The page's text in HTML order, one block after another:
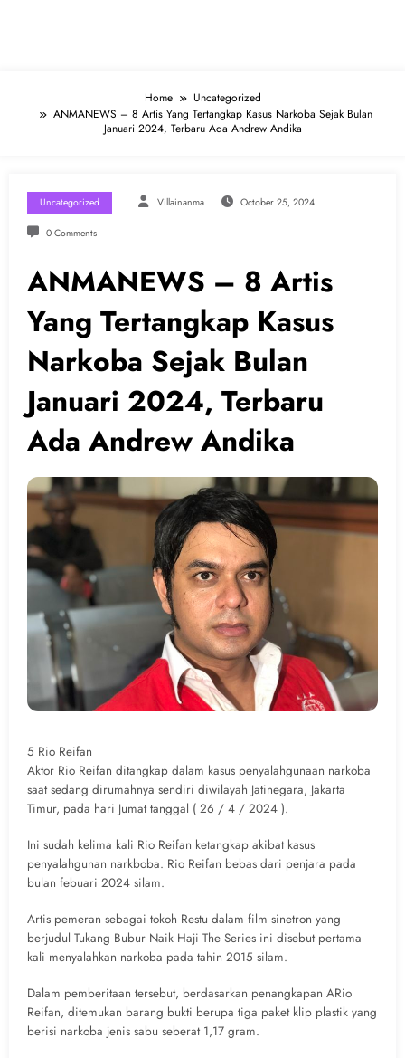
Home
Uncategorized
ANMANEWS – 8 Artis Yang Tertangkap Kasus Narkoba Sejak Bulan
Januari 2024, Terbaru Ada Andrew Andika
Uncategorized Villainanma October 25, 2024
0 Comments
ANMANEWS – 8 Artis
Yang Tertangkap Kasus
Narkoba Sejak Bulan
Januari 2024, Terbaru
Ada Andrew Andika
5 Rio Reifan
Aktor Rio Reifan ditangkap dalam kasus penyalahgunaan narkoba
saat sedang dirumahnya sendiri diwilayah Jatinegara, Jakarta
Timur, pada hari Jumat tanggal ( 26 / 4 / 2024 ).
Ini sudah kelima kali Rio Reifan ketangkap akibat kasus
penyalahgunan narkboba. Rio Reifan bebas dari penjara pada
bulan febuari 2024 silam.
Artis pemeran sebagai tokoh Restu dalam film sinetron yang
berjudul Tukang Bubur Naik Haji The Series ini disebut pertama
kali menyalahkan narkoba pada tahin 2015 silam.
Dalam pemberitaan tersebut, berdasarkan penangkapan ARio
Reifan, ditemukan barang bukti berupa tiga paket klip plastik yang
berisi narkoba jenis sabu seberat 1,17 gram.